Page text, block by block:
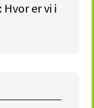
er vi i